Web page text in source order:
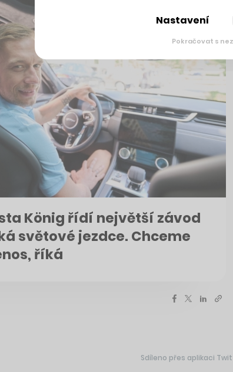
König řídí největší závod
světové jezdce. Chceme
říká
Sdíleno přes aplikaci
Nastavení
Pokračovat s